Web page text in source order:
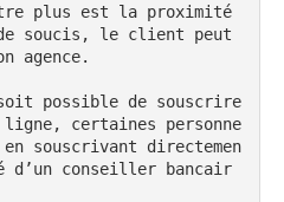
plus est la proximité
de soucis, le client peut
agence.
possible de souscrire
certaines personne
souscrivant directemen
d’un conseiller bancair